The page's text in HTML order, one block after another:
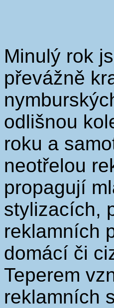
Minulý rok
převážně
odlišnou
roku a
neotřelou
propagují
stylizacích,
reklamních
domácí či
Teperem
reklamních